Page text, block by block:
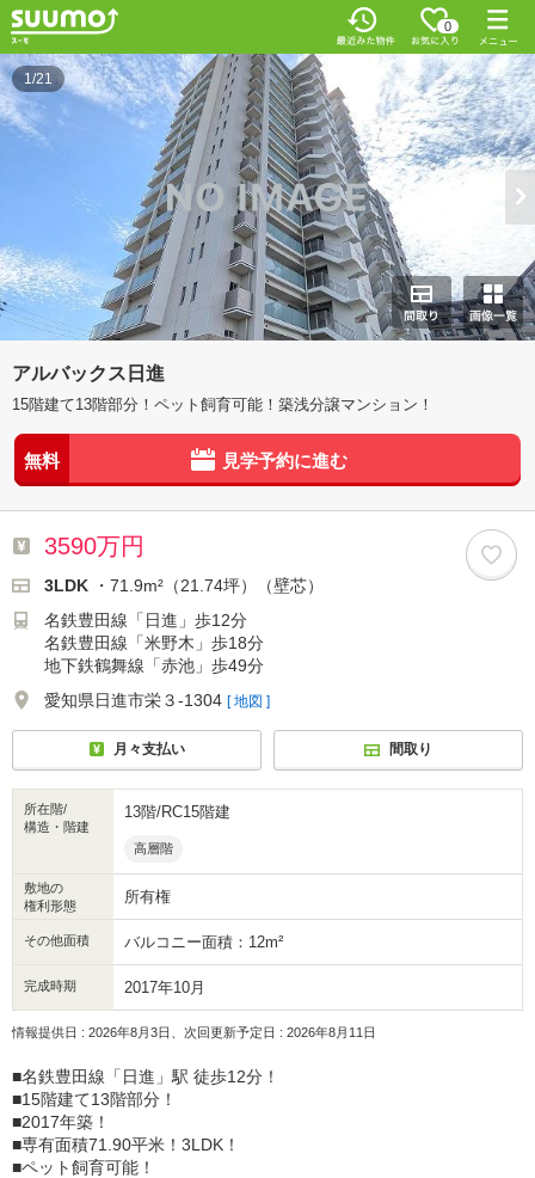
0
1/21
アルバックス日進
15階建て13階部分！ペット飼育可能！築浅分譲マンション！
無料 見学予約に進む
3590万円
3LDK
・71.9m²（21.74坪）（壁芯）
名鉄豊田線「日進」歩12分
名鉄豊田線「米野木」歩18分
地下鉄鶴舞線「赤池」歩49分
愛知県日進市栄３-1304 [ 地図 ]
月々支払い 間取り
所在階/
構造・階建
13階/RC15階建
高層階
敷地の
権利形態
所有権
その他面積 バルコニー面積：12m²
完成時期 2017年10月
情報提供日 : 2026年8月3日、次回更新予定日 : 2026年8月11日
■名鉄豊田線「日進」駅 徒歩12分！
■15階建て13階部分！
■2017年築！
■専有面積71.90平米！3LDK！
■ペット飼育可能！